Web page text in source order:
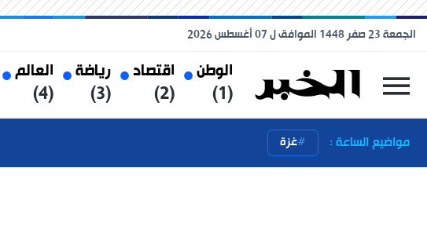
الوطن
(1)
اقتصاد
(2)
رياضة
(3)
العالم
(4)
الجمعة 23 صفر 1448 الموافق ل 07 أغسطس 2026
مواضيع الساعة : غزة